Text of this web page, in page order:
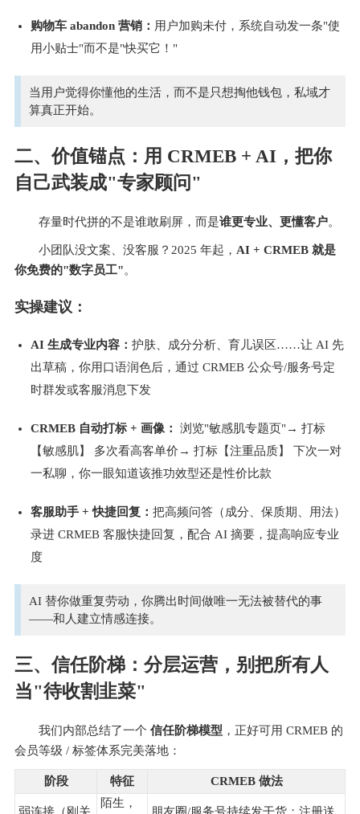
购物车 abandon 营销： 用户加购未付，系统自动发一条"使
用小贴士"而不是"快买它！"
当用户觉得你懂他的生活，而不是只想掏他钱包，私域才
算真正开始。
二、价值锚点：用 CRMEB + AI，把你
自己武装成"专家顾问"
存量时代拼的不是谁敢刷屏，而是谁更专业、更懂客户。
小团队没文案、没客服？2025 年起， AI + CRMEB 就是
你免费的"数字员工"。
实操建议：
AI 生成专业内容： 护肤、成分分析、育儿误区……让 AI 先
出草稿，你用口语润色后，通过 CRMEB 公众号/服务号定
时群发或客服消息下发
CRMEB 自动打标 + 画像： 浏览"敏感肌专题页"→ 打标
【敏感肌】 多次看高客单价→ 打标【注重品质】 下次一对
一私聊，你一眼知道该推功效型还是性价比款
客服助手 + 快捷回复： 把高频问答（成分、保质期、用法）
录进 CRMEB 客服快捷回复，配合 AI 摘要，提高响应专业
度
AI 替你做重复劳动，你腾出时间做唯一无法被替代的事
——和人建立情感连接。
三、信任阶梯：分层运营，别把所有人
当"待收割韭菜"
我们内部总结了一个 信任阶梯模型 ，正好可用 CRMEB 的
会员等级 / 标签体系完美落地：
阶段 特征 CRMEB 做法
陌生，